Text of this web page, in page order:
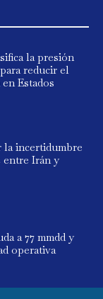
la presión
reducir el
Estados
incertidumbre
entre Irán y
a 77 mmdd y
operativa